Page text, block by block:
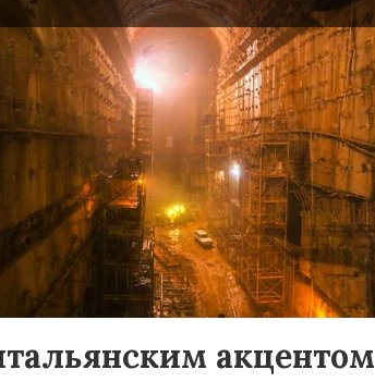
акцентом